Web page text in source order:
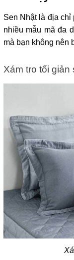
Sen Nhật là địa chỉ
nhiều mẫu mã đa
mà bạn không nên
Xám tro tối giản